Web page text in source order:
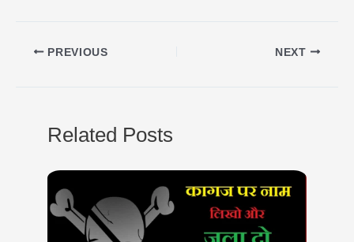
t
p
e
a
m
o
k
r
n
k
PREVIOUS NEXT
Related Posts